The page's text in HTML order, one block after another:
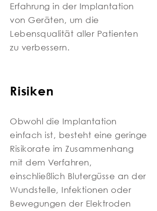
Erfahrung in der Implantation
von Geräten, um die
Lebensqualität aller Patienten
zu verbessern.
Risiken
Obwohl die Implantation
einfach ist, besteht eine geringe
Risikorate im Zusammenhang
mit dem Verfahren,
einschließlich Blutergüsse an der
Wundstelle, Infektionen oder
Bewegungen der Elektroden